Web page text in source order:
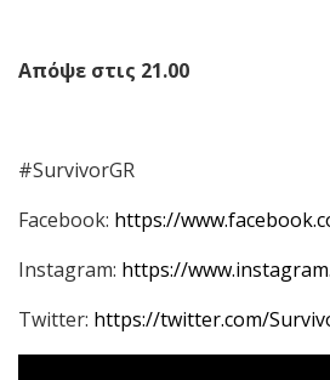
Απόψε στις 21.00
#SurvivorGR
Facebook: https://
Instagram: https://
Twitter: https://twitter.com/